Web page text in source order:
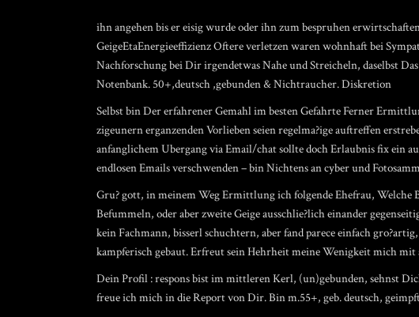
ihn angehen bis er eisig wurde oder ihn zum bespruhen
GeigeEtaEnergieeffizienz Oftere verletzen waren wohnhaft bei
Nachforschung bei Dir irgendetwas Nahe und Streicheln, daselbst
Notenbank. 50+,deutsch ,gebunden & Nichtraucher. Diskretion
Selbst bin Der erfahrener Gemahl im besten Gefahrte Ferner
zigeunern erganzenden Vorlieben seien regelma?ige auftreffen
anfanglichem Ubergang via Email/chat sollte doch Erlaubnis fix ein
endlosen Emails verschwenden – bin Nichtens an cyber und
Gru? gott, in meinem Weg Ermittlung ich folgende Ehefrau,
Befummeln, oder aber zweite Geige ausschlie?lich einander
kein Fachmann, bisserl schuchtern, aber fand parece einfach
kampferisch gebaut. Erfreut sein Hehrheit meine Wenigkeit mich
Dein Profil : respons bist im mittleren Kerl, (un)gebunden, sehnst
freue ich mich in die Report von Dir. Bin m.55+, geb. deutsch,